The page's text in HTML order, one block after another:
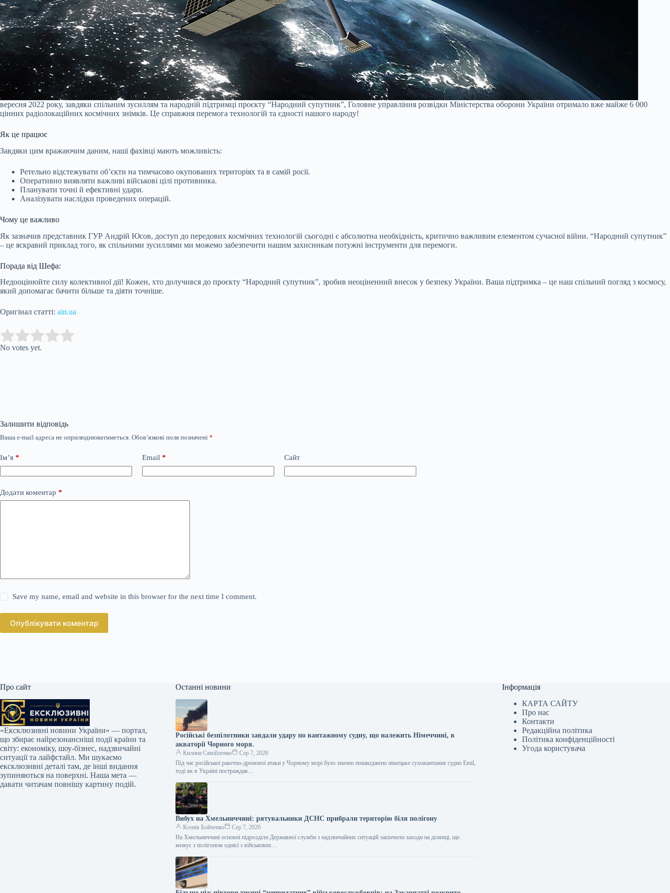
вересня 2022 року, завдяки спільним зусиллям та народній підтримці проєкту “Народний супутник”, Головне управління розвідки Міністерства оборони України отримало вже майже 6 000
цінних радіолокаційних космічних знімків. Це справжня перемога технологій та єдності нашого народу!
Як це працює
Завдяки цим вражаючим даним, наші фахівці мають можливість:
Ретельно відстежувати об’єкти на тимчасово окупованих територіях та в самій росії.
Оперативно виявляти важливі військові цілі противника.
Планувати точні й ефективні удари.
Аналізувати наслідки проведених операцій.
Чому це важливо
Як зазначив представник ГУР Андрій Юсов, доступ до передових космічних технологій сьогодні є абсолютна необхідність, критично важливим елементом сучасної війни. “Народний супутник”
– це яскравий приклад того, як спільними зусиллями ми можемо забезпечити нашим захисникам потужні інструменти для перемоги.
Порада від Шефа:
Недооцінюйте силу колективної дії! Кожен, хто долучився до проєкту “Народний супутник”, зробив неоціненний внесок у безпеку України. Ваша підтримка – це наш спільний погляд з космосу,
який допомагає бачити більше та діяти точніше.
Оригінал статті: ain.ua
Rate this item:
No votes yet.
Залишити відповідь
Ваша e-mail адреса не оприлюднюватиметься. Обов’язкові поля позначені *
Ім’я * Email * Сайт
Додати коментар *
Save my name, email and website in this browser for the next time I comment.
Опублікувати коментар
Про сайт
«Ексклюзивні новини України» — портал,
що збирає найрезонансніші події країни та
світу: економіку, шоу-бізнес, надзвичайні
ситуації та лайфстайл. Ми шукаємо
ексклюзивні деталі там, де інші видання
зупиняються на поверхні. Наша мета —
давати читачам повнішу картину подій.
Останні новини
Російські безпілотники завдали удару по вантажному судну, що належить Німеччині, в
акваторії Чорного моря.
Килина Самійленко
Сер 7, 2026
Під час російської ракетно-дронової атаки у Чорному морі було значно пошкоджено німецьке суховантажне судно Emil,
тоді як в Україні постраждав…
Вибух на Хмельниччині: рятувальники ДСНС прибрали територію біля полігону
Ксенія Бойченко
Сер 7, 2026
На Хмельниччині основні підрозділи Державної служби з надзвичайних ситуацій закінчили заходи на ділянці, що
межує з полігоном однієї з військових…
Інформація
КАРТА САЙТУ
Про нас
Контакти
Редакційна політика
Політика конфіденційності
Угода користувача